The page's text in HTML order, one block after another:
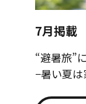
7月掲載
“避暑旅”
−暑い夏